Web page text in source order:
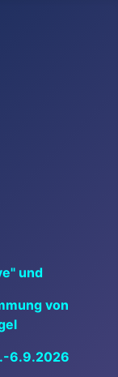
und
von
6.9.2026